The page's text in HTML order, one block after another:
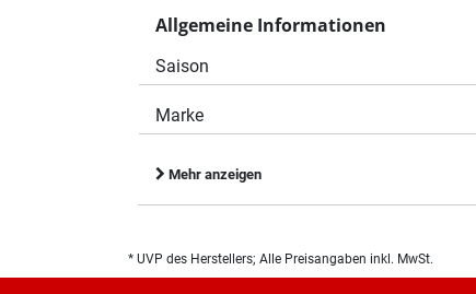
Allgemeine Informationen
Saison
Marke
Mehr anzeigen
* UVP des Herstellers; Alle Preisangaben inkl. MwSt.